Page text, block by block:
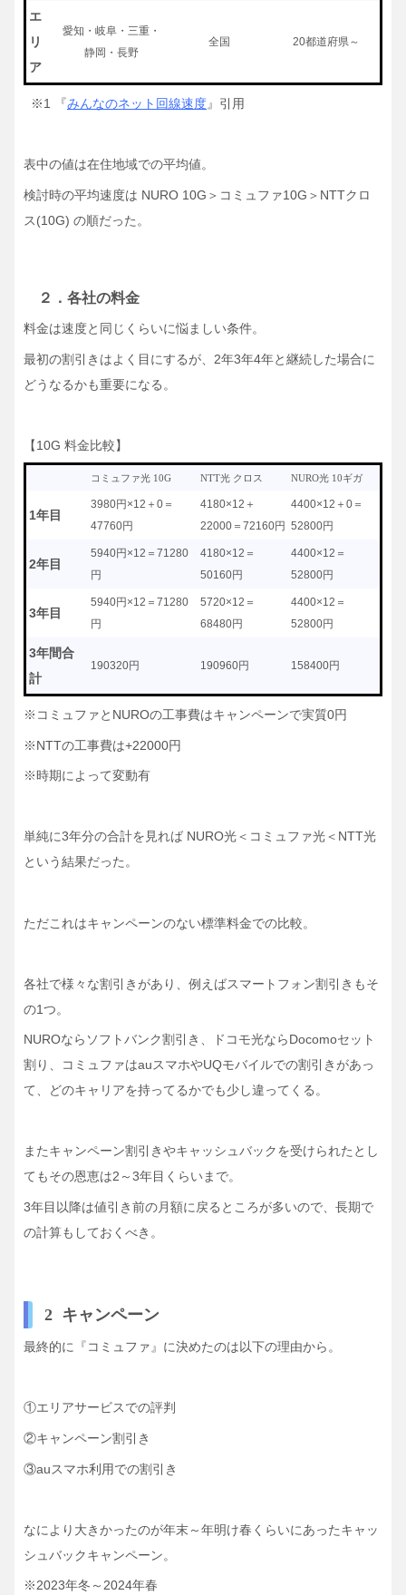
エ
リ
ア
愛知・岐阜・三重・
静岡・長野
全国 20都道府県～
※1 『みんなのネット回線速度』引用
表中の値は在住地域での平均値。
検討時の平均速度は NURO 10G＞コミュファ10G＞NTTクロ
ス(10G) の順だった。
２．各社の料金
料金は速度と同じくらいに悩ましい条件。
最初の割引きはよく目にするが、2年3年4年と継続した場合に
どうなるかも重要になる。
【10G 料金比較】
コミュファ光 10G NTT光 クロス NURO光 10ギガ
1年目
3980円×12＋0＝
47760円
4180×12＋
22000＝72160円
4400×12＋0＝
52800円
2年目
5940円×12＝71280
円
4180×12＝
50160円
4400×12＝
52800円
3年目
5940円×12＝71280
円
5720×12＝
68480円
4400×12＝
52800円
3年間合
計
190320円 190960円 158400円
※コミュファとNUROの工事費はキャンペーンで実質0円
※NTTの工事費は+22000円
※時期によって変動有
単純に3年分の合計を見れば NURO光＜コミュファ光＜NTT光
という結果だった。
ただこれはキャンペーンのない標準料金での比較。
各社で様々な割引きがあり、例えばスマートフォン割引きもそ
の1つ。
NUROならソフトバンク割引き、ドコモ光ならDocomoセット
割り、コミュファはauスマホやUQモバイルでの割引きがあっ
て、どのキャリアを持ってるかでも少し違ってくる。
またキャンペーン割引きやキャッシュバックを受けられたとし
てもその恩恵は2～3年目くらいまで。
3年目以降は値引き前の月額に戻るところが多いので、長期で
の計算もしておくべき。
2 キャンペーン
最終的に『コミュファ』に決めたのは以下の理由から。
①エリアサービスでの評判
②キャンペーン割引き
③auスマホ利用での割引き
なにより大きかったのが年末～年明け春くらいにあったキャッ
シュバックキャンペーン。
※2023年冬～2024年春